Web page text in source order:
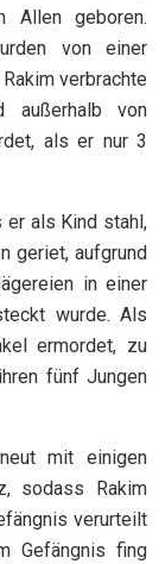
Allen geboren.
von einer
verbrachte
außerhalb von
als er nur 3
er als Kind stahl,
geriet, aufgrund
in einer
wurde. Als
ermordet, zu
fünf Jungen
mit einigen
sodass Rakim
verurteilt
Gefängnis fing